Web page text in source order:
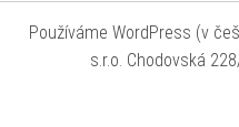
Používáme WordPress (v
s.r.o. Chodovská